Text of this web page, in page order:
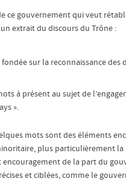
ce gouvernement qui veut
extrait du discours du Trône :
sur la reconnaissance
à présent au sujet de
».
mots sont des éléments
plus particulièrement
de la part du
et ciblées, comme le